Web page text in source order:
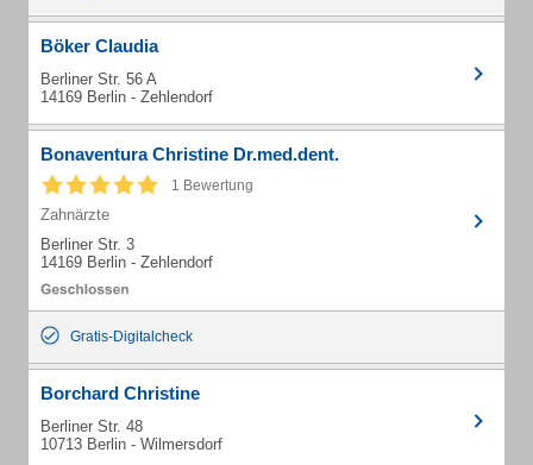
Böker Claudia
Berliner Str. 56 A
14169 Berlin - Zehlendorf
Bonaventura Christine Dr.med.dent.
1 Bewertung
Zahnärzte
Berliner Str. 3
14169 Berlin - Zehlendorf
Gratis-Digitalcheck
Borchard Christine
Berliner Str. 48
10713 Berlin - Wilmersdorf